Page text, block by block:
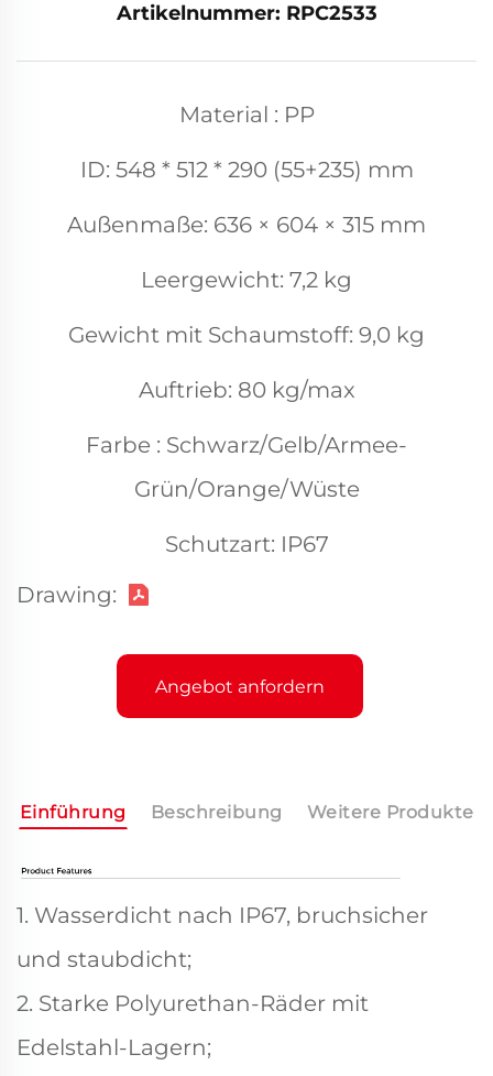
Artikelnummer: RPC2533
Material : PP
ID: 548 * 512 * 290 (55+235) mm
Außenmaße: 636 × 604 × 315 mm
Leergewicht: 7,2 kg
Gewicht mit Schaumstoff: 9,0 kg
Auftrieb: 80 kg/max
Farbe : Schwarz/Gelb/Armee-
Grün/Orange/Wüste
Schutzart: IP67
Drawing:
Angebot anfordern
Einführung Beschreibung Weitere Produkte
1. Wasserdicht nach IP67, bruchsicher
und staubdicht;
2. Starke Polyurethan-Räder mit
Edelstahl-Lagern;